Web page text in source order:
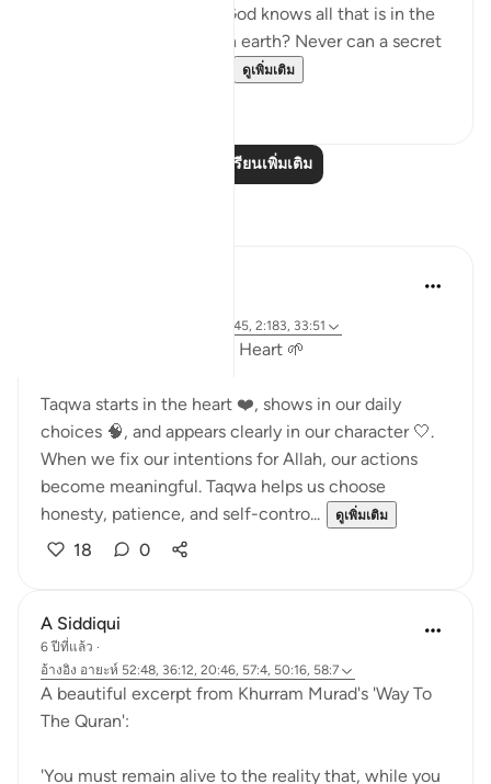
Are you not aware that God knows all that is in the
heavens and all that is on earth? Never can a secret
ดูเพิ่มเติม
อ่านบทเรียนเพิ่มเติม
อายะห์ 26:88-89, 58:7, 29:45, 2:183, 33:51
Growing Taqwa from the Heart 🌱
Taqwa starts in the heart ❤️, shows in our daily
choices 🧠, and appears clearly in our character 🤍.
When we fix our intentions for Allah, our actions
become meaningful. Taqwa helps us choose
honesty, patience, and self-contro...
ดูเพิ่มเติม
18 0
A Siddiqui
6 ปีที่แล้ว ·
อ้างอิง อายะห์ 52:48, 36:12, 20:46, 57:4, 50:16, 58:7
A beautiful excerpt from Khurram Murad's 'Way To
The Quran':
'You must remain alive to the reality that, while you